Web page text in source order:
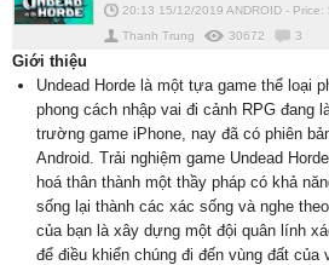
20:13 15/12/2019 ANDROID - Price:
Thanh Trung
30672 3
Giới thiệu
Undead Horde là một tựa game thể loại
phong cách nhập vai đi cảnh RPG đang
trường game iPhone, nay đã có phiên
Android. Trải nghiệm game Undead
hoá thân thành một thầy pháp có khả
sống lại thành các xác sống và nghe
của bạn là xây dựng một đội quân lính
để điều khiển chúng đi đến vùng đất của